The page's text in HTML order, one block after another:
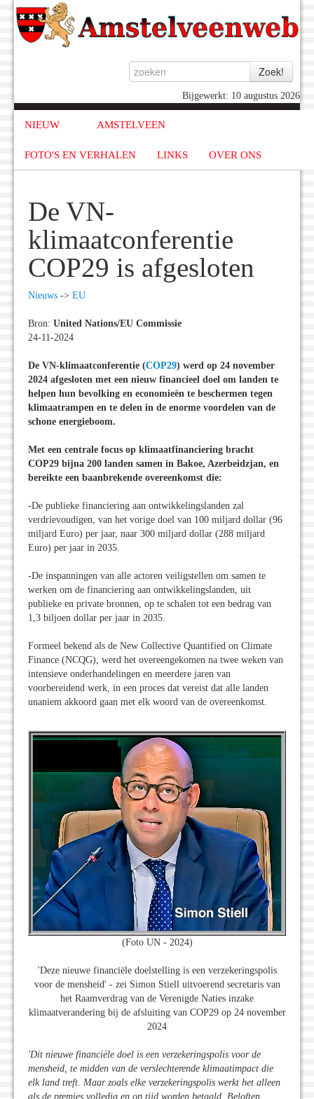
Bijgewerkt: 10 augustus 2026
NIEUW AMSTELVEEN
FOTO'S EN VERHALEN LINKS OVER ONS
De VN-
klimaatconferentie
COP29 is afgesloten
Nieuws -> EU
Bron: United Nations/EU Commissie
24-11-2024
De VN-klimaatconferentie (COP29) werd op 24 november
2024 afgesloten met een nieuw financieel doel om landen te
helpen hun bevolking en economieën te beschermen tegen
klimaatrampen en te delen in de enorme voordelen van de
schone energieboom.
Met een centrale focus op klimaatfinanciering bracht
COP29 bijna 200 landen samen in Bakoe, Azerbeidzjan, en
bereikte een baanbrekende overeenkomst die:
-De publieke financiering aan ontwikkelingslanden zal
verdrievoudigen, van het vorige doel van 100 miljard dollar (96
miljard Euro) per jaar, naar 300 miljard dollar (288 miljard
Euro) per jaar in 2035.
-De inspanningen van alle actoren veiligstellen om samen te
werken om de financiering aan ontwikkelingslanden, uit
publieke en private bronnen, op te schalen tot een bedrag van
1,3 biljoen dollar per jaar in 2035.
Formeel bekend als de New Collective Quantified on Climate
Finance (NCQG), werd het overeengekomen na twee weken van
intensieve onderhandelingen en meerdere jaren van
voorbereidend werk, in een proces dat vereist dat alle landen
unaniem akkoord gaan met elk woord van de overeenkomst.
(Foto UN - 2024)
'Deze nieuwe financiële doelstelling is een verzekeringspolis
voor de mensheid' - zei Simon Stiell uitvoerend secretaris van
het Raamverdrag van de Verenigde Naties inzake
klimaatverandering bij de afsluiting van COP29 op 24 november
2024
'Dit nieuwe financiële doel is een verzekeringspolis voor de
mensheid, te midden van de verslechterende klimaatimpact die
elk land treft. Maar zoals elke verzekeringspolis werkt het alleen
als de premies volledig en op tijd worden betaald. Beloften